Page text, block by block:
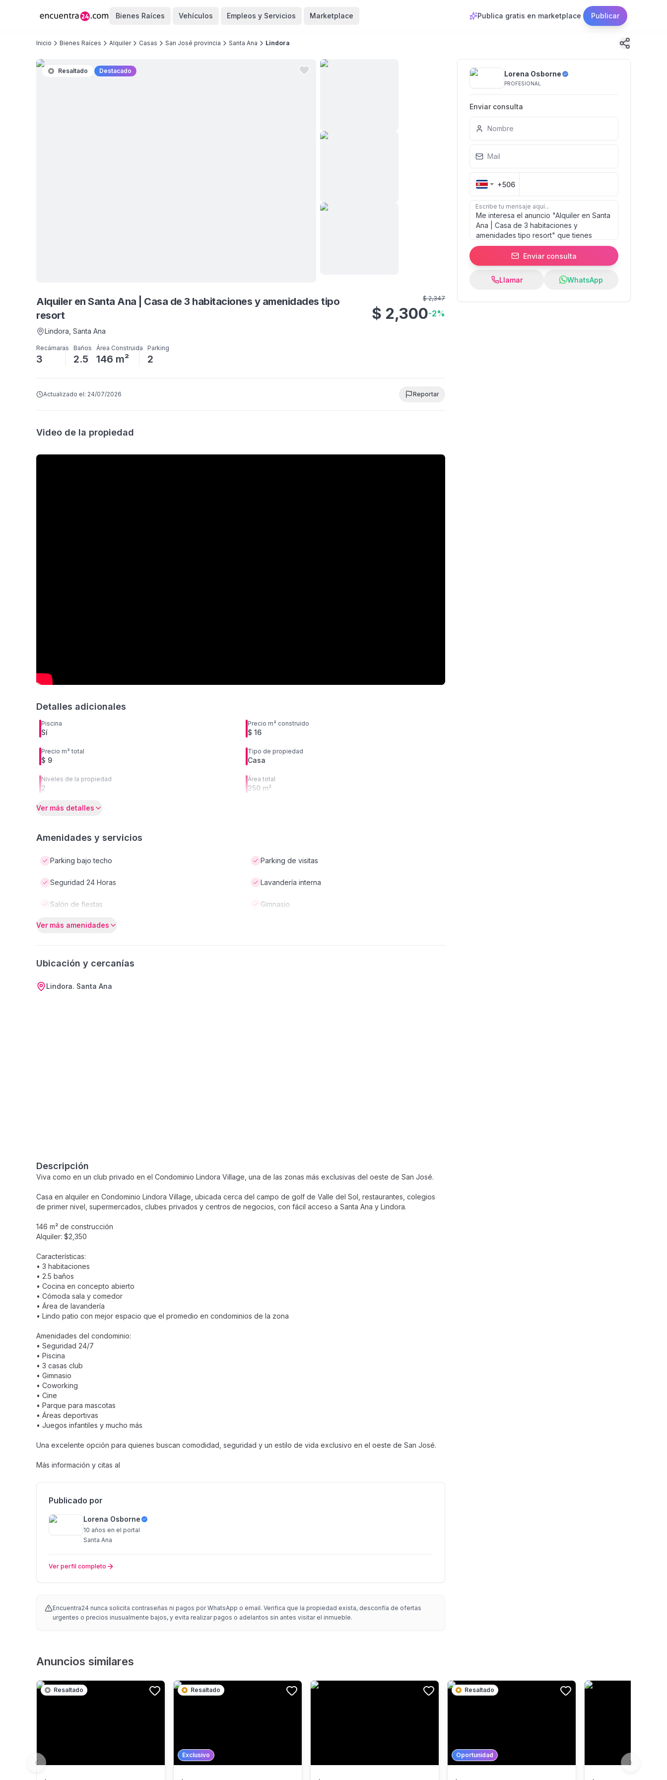
Bienes Raíces Vehículos Empleos y Servicios Marketplace Publica gratis en marketplace Publicar
Inicio Bienes Raíces Alquiler Casas San José provincia Santa Ana Lindora
Resaltado Destacado
Alquiler en Santa Ana | Casa de 3 habitaciones y amenidades tipo
resort
Lindora , Santa Ana
Recámaras
3
Baños
2.5
Área Construida
146 m²
Parking
2
$ 2,347
$ 2,300-2%
Actualizado el: 24/07/2026 Reportar
Video de la propiedad
Detalles adicionales
Piscina
Sí
Precio m² construido
$ 16
Precio m² total
$ 9
Tipo de propiedad
Casa
Niveles de la propiedad
2
Área total
250 m²
Ver más detalles
Amenidades y servicios
Parking bajo techo Parking de visitas
Seguridad 24 Horas Lavandería interna
Salón de fiestas Gimnasio
Ver más amenidades
Ubicación y cercanías
Lindora. Santa Ana
Descripción
Viva como en un club privado en el Condominio Lindora Village, una de las zonas más exclusivas del oeste de San José.
Casa en alquiler en Condominio Lindora Village, ubicada cerca del campo de golf de Valle del Sol, restaurantes, colegios
de primer nivel, supermercados, clubes privados y centros de negocios, con fácil acceso a Santa Ana y Lindora.
146 m² de construcción
Alquiler: $2,350
Características:
• 3 habitaciones
• 2.5 baños
• Cocina en concepto abierto
• Cómoda sala y comedor
• Área de lavandería
• Lindo patio con mejor espacio que el promedio en condominios de la zona
Amenidades del condominio:
• Seguridad 24/7
• Piscina
• 3 casas club
• Gimnasio
• Coworking
• Cine
• Parque para mascotas
• Áreas deportivas
• Juegos infantiles y mucho más
Una excelente opción para quienes buscan comodidad, seguridad y un estilo de vida exclusivo en el oeste de San José.
Más información y citas al
Publicado por
Lorena Osborne
10 años en el portal
Santa Ana
Ver perfil completo
Encuentra24 nunca solicita contraseñas ni pagos por WhatsApp o email. Verifica que la propiedad exista, desconfía de ofertas
urgentes o precios inusualmente bajos, y evita realizar pagos o adelantos sin antes visitar el inmueble.
Lorena Osborne
PROFESIONAL
Enviar consulta
Nombre
Mail
+506
Escribe tu mensaje aquí...
Enviar consulta
Llamar WhatsApp
Anuncios similares
Resaltado Resaltado
Exclusivo
Resaltado
Oportunidad
Previous slide Next slide